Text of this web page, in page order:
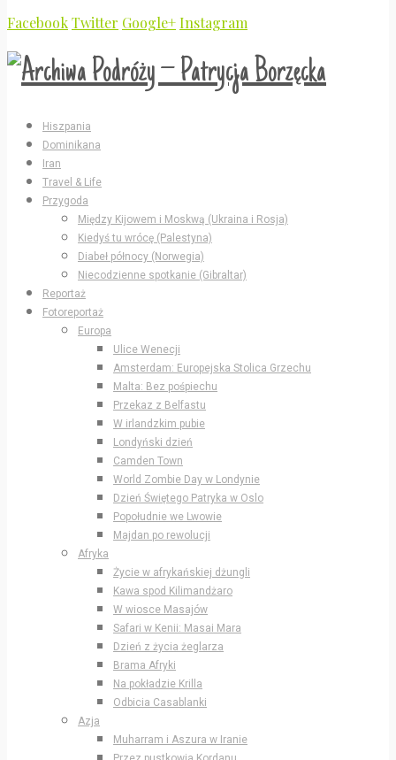
FacebookTwitter Google+Instagram
Hiszpania
Dominikana
Iran
Travel & Life
Przygoda
Między Kijowem i Moskwą (Ukraina i Rosja)
Kiedyś tu wrócę (Palestyna)
Diabeł północy (Norwegia)
Niecodzienne spotkanie (Gibraltar)
Reportaż
Fotoreportaż
Europa
Ulice Wenecji
Amsterdam: Europejska Stolica Grzechu
Malta: Bez pośpiechu
Przekaz z Belfastu
W irlandzkim pubie
Londyński dzień
Camden Town
World Zombie Day w Londynie
Dzień Świętego Patryka w Oslo
Popołudnie we Lwowie
Majdan po rewolucji
Afryka
Życie w afrykańskiej dżungli
Kawa spod Kilimandżaro
W wiosce Masajów
Safari w Kenii: Masai Mara
Dzień z życia żeglarza
Brama Afryki
Na pokładzie Krilla
Odbicia Casablanki
Azja
Muharram i Aszura w Iranie